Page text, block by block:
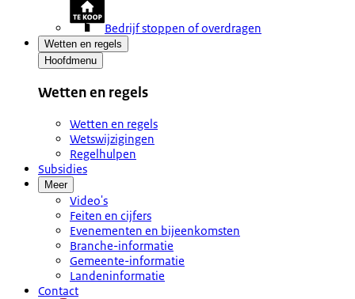
Bedrijf stoppen of overdragen
Wetten en regels
Hoofdmenu
Wetten en regels
Wetten en regels
Wetswijzigingen
Regelhulpen
Subsidies
Meer
Video's
Feiten en cijfers
Evenementen en bijeenkomsten
Branche-informatie
Gemeente-informatie
Landeninformatie
Contact